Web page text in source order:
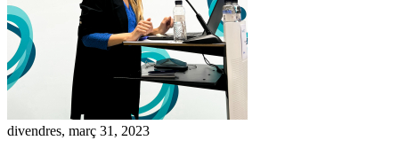
divendres, març 31, 2023